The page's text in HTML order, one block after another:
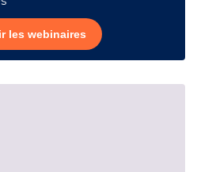
les webinaires